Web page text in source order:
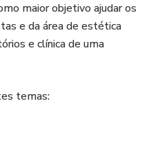
maior objetivo ajudar os
e da área de estética
e clínica de uma
temas: